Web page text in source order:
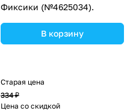
Фиксики (№4625034).
В корзину
Старая цена
334 ₽
Цена со скидкой